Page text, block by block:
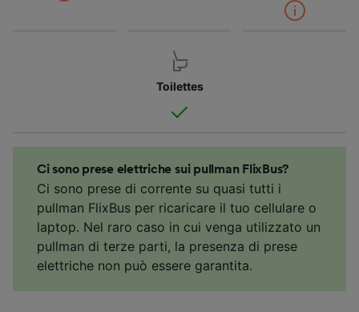
Toilettes
Ci sono prese elettriche sui pullman FlixBus?
Ci sono prese di corrente su quasi tutti i
pullman FlixBus per ricaricare il tuo cellulare o
laptop. Nel raro caso in cui venga utilizzato un
pullman di terze parti, la presenza di prese
elettriche non può essere garantita.